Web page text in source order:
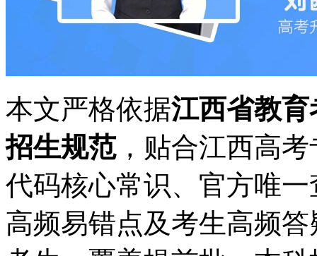
本文严格依据江西省教育
招生规范，贴合江西高
代码核心常识、官方唯
高频易错点及考生高频